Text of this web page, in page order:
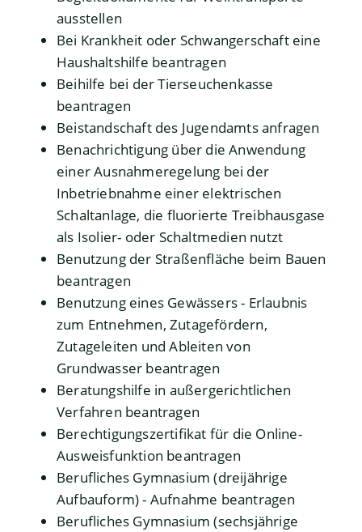
ausstellen
Bei Krankheit oder Schwangerschaft eine
Haushaltshilfe beantragen
Beihilfe bei der Tierseuchenkasse
beantragen
Beistandschaft des Jugendamts anfragen
Benachrichtigung über die Anwendung
einer Ausnahmeregelung bei der
Inbetriebnahme einer elektrischen
Schaltanlage, die fluorierte Treibhausgase
als Isolier- oder Schaltmedien nutzt
Benutzung der Straßenfläche beim Bauen
beantragen
Benutzung eines Gewässers - Erlaubnis
zum Entnehmen, Zutagefördern,
Zutageleiten und Ableiten von
Grundwasser beantragen
Beratungshilfe in außergerichtlichen
Verfahren beantragen
Berechtigungszertifikat für die Online-
Ausweisfunktion beantragen
Berufliches Gymnasium (dreijährige
Aufbauform) - Aufnahme beantragen
Berufliches Gymnasium (sechsjährige